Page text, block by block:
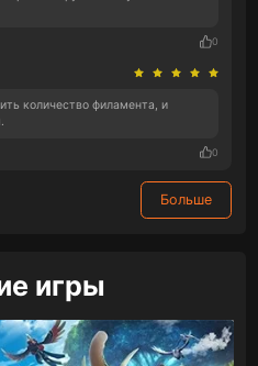
0
количество филамента, и
0
Больше
игры